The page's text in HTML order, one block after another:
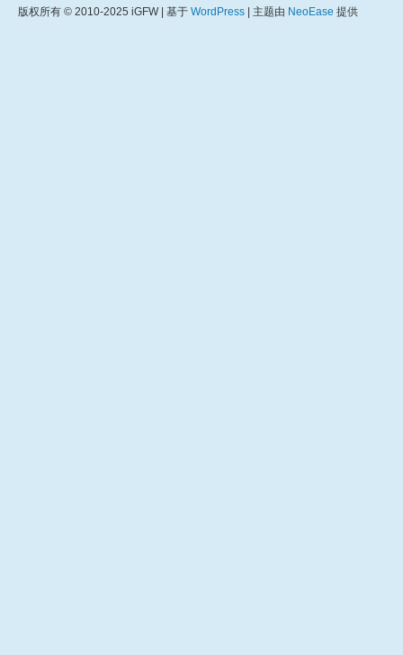
版权所有 © 2010-2025 iGFW | 基于 WordPress | 主题由 NeoEase 提供